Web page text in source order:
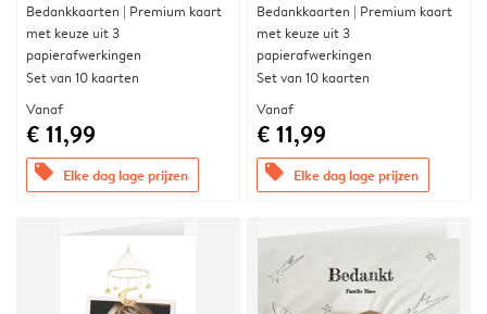
Bedankkaarten | Premium kaart
met keuze uit 3
papierafwerkingen
Set van 10 kaarten
Vanaf
€ 11,99
offers Elke dag lage prijzen
Bedankkaarten | Premium kaart
met keuze uit 3
papierafwerkingen
Set van 10 kaarten
Vanaf
€ 11,99
offers Elke dag lage prijzen